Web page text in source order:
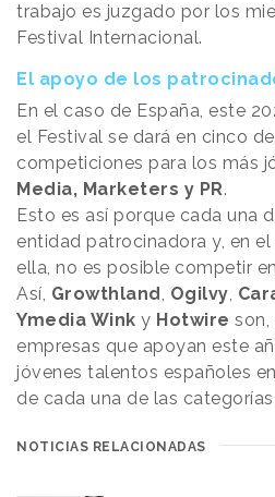
trabajo es juzgado por los
Festival Internacional.
El apoyo de los
En el caso de España, este
el Festival se dará en cinco
competiciones para los más
Media, Marketers y PR.
Esto es así porque cada una
entidad patrocinadora y, en
ella, no es posible competir
Así, Growthland , Ogilvy,
Ymedia Wink y Hotwire son,
empresas que apoyan este
jóvenes talentos españoles
de cada una de las
NOTICIAS RELACIONADAS